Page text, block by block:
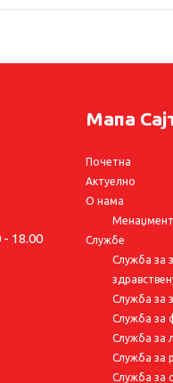
18.00
Мапа
Почетна
Актуелно
О нама
Менаџмент
Службе
Служба за
Служба за
Служба за
Служба за
Служба за
Служба за